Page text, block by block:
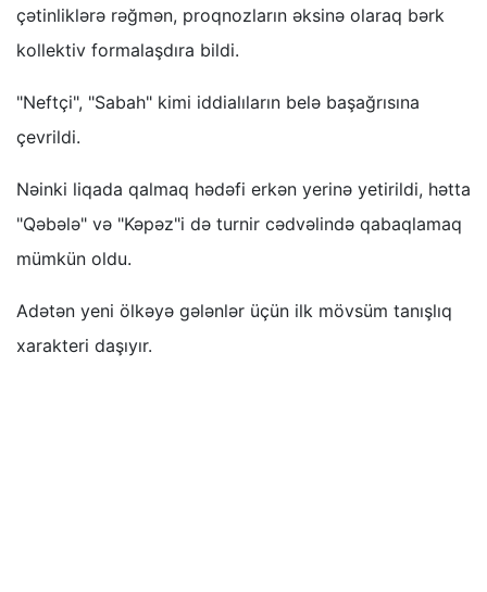
çətinliklərə rəğmən, proqnozların əksinə olaraq bərk
kollektiv formalaşdıra bildi.
"Neftçi", "Sabah" kimi iddialıların belə başağrısına
çevrildi.
Nəinki liqada qalmaq hədəfi erkən yerinə yetirildi, hətta
"Qəbələ" və "Kəpəz"i də turnir cədvəlində qabaqlamaq
mümkün oldu.
Adətən yeni ölkəyə gələnlər üçün ilk mövsüm tanışlıq
xarakteri daşıyır.